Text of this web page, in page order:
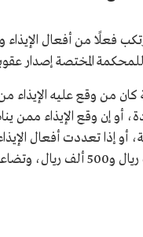
المختصة إصدار
كان من وقع عليه الإيذاء
أو إن وقع الإيذاء
أو إذا تعددت أفعال